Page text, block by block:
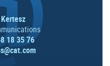
18 35 76